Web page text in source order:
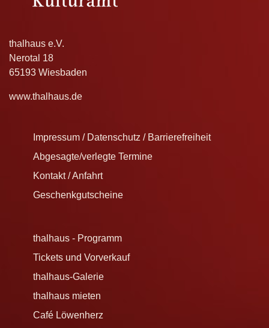
thalhaus e.V.
Nerotal 18
65193 Wiesbaden
www.thalhaus.de
Impressum / Datenschutz / Barrierefreiheit
Abgesagte/verlegte Termine
Kontakt / Anfahrt
Geschenkgutscheine
thalhaus - Programm
Tickets und Vorverkauf
thalhaus-Galerie
thalhaus mieten
Café Löwenherz